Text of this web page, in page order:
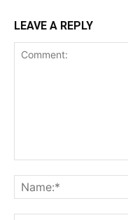
LEAVE A REPLY